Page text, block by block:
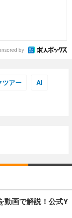
by
ツアー AI
動画で解説！公式Y